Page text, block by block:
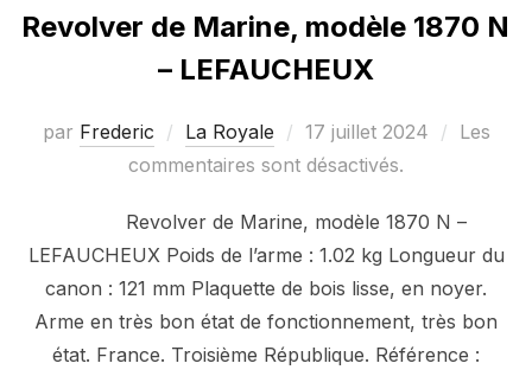
Revolver de Marine, modèle 1870 N
– LEFAUCHEUX
par Frederic La Royale
Publié
le
17 juillet 2024
Les
commentaires sont désactivés.
Revolver de Marine, modèle 1870 N –
LEFAUCHEUX Poids de l’arme : 1.02 kg Longueur du
canon : 121 mm Plaquette de bois lisse, en noyer.
Arme en très bon état de fonctionnement, très bon
état. France. Troisième République. Référence :